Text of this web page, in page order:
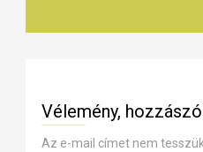
Vélemény,
Az e-mail címet nem